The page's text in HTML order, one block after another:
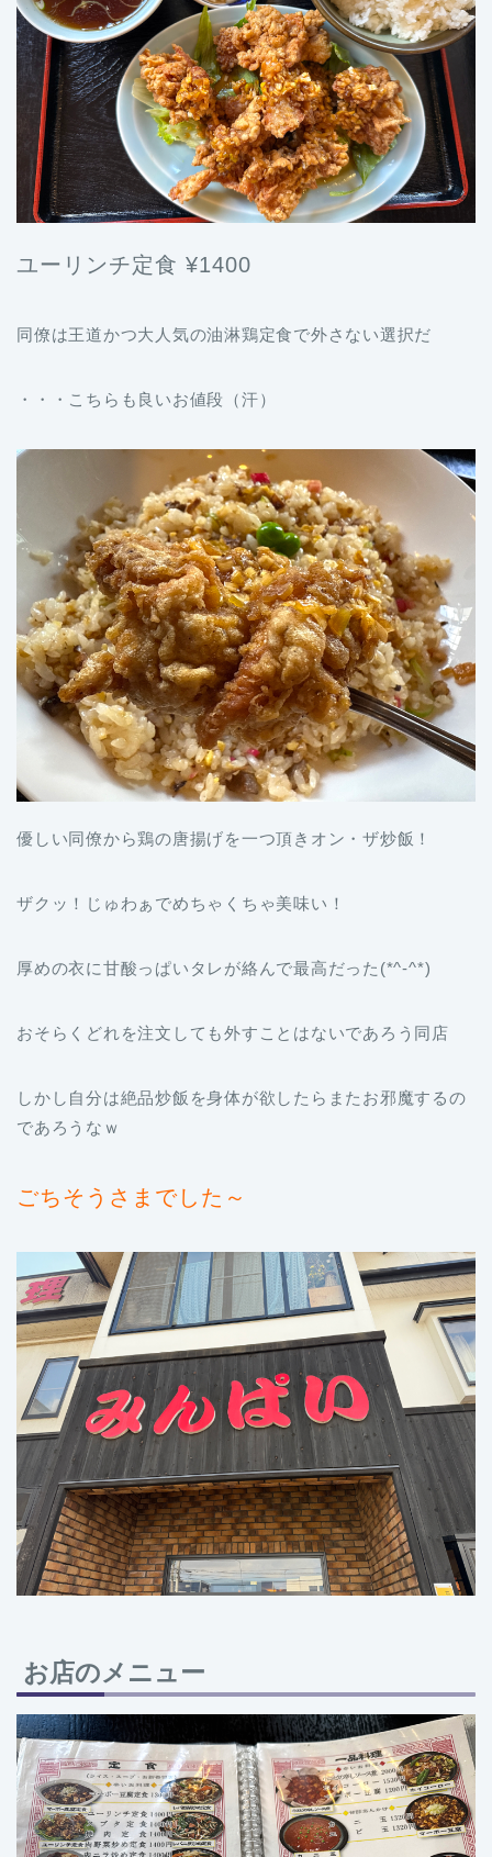
ユーリンチ定食 ¥1400
同僚は王道かつ大人気の油淋鶏定食で外さない選択だ
・・・こちらも良いお値段（汗）
優しい同僚から鶏の唐揚げを一つ頂きオン・ザ炒飯！
ザクッ！じゅわぁでめちゃくちゃ美味い！
厚めの衣に甘酸っぱいタレが絡んで最高だった(*^-^*)
おそらくどれを注文しても外すことはないであろう同店
しかし自分は絶品炒飯を身体が欲したらまたお邪魔するの
であろうなｗ
ごちそうさまでした～
お店のメニュー